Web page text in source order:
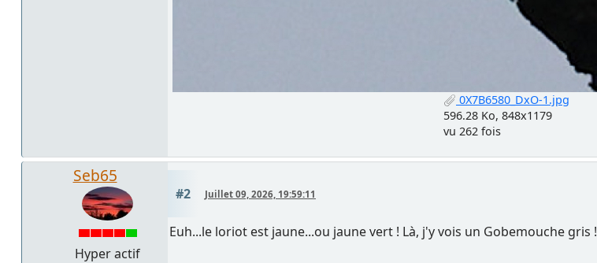
0X7B6580_DxO-1.jpg
596.28 Ko, 848x1179
vu 262 fois
Seb65
Hyper actif
#2 Juillet 09, 2026, 19:59:11
Euh...le loriot est jaune...ou jaune vert ! Là, j'y vois un Gobemouche gris !